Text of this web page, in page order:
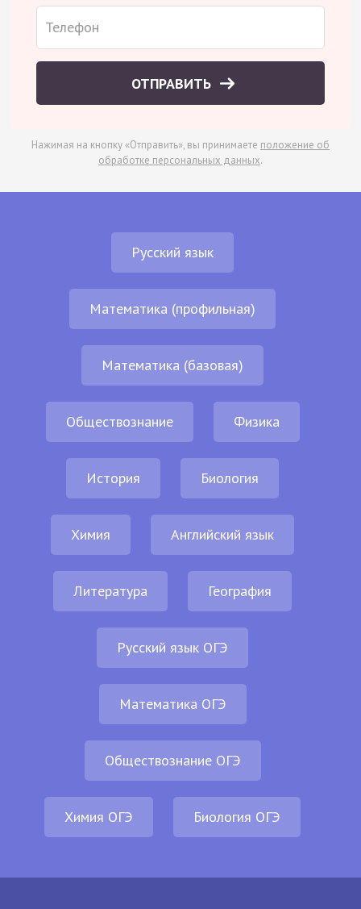
ОТПРАВИТЬ
Нажимая на кнопку «Отправить», вы принимаете положение об
обработке персональных данных.
Русский язык
Математика (профильная)
Математика (базовая)
Обществознание Физика
История Биология
Химия Английский язык
Литература География
Русский язык ОГЭ
Математика ОГЭ
Обществознание ОГЭ
Химия ОГЭ Биология ОГЭ